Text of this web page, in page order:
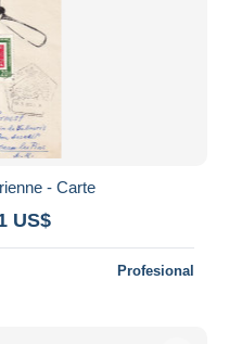
- Carte
US$
Profesional